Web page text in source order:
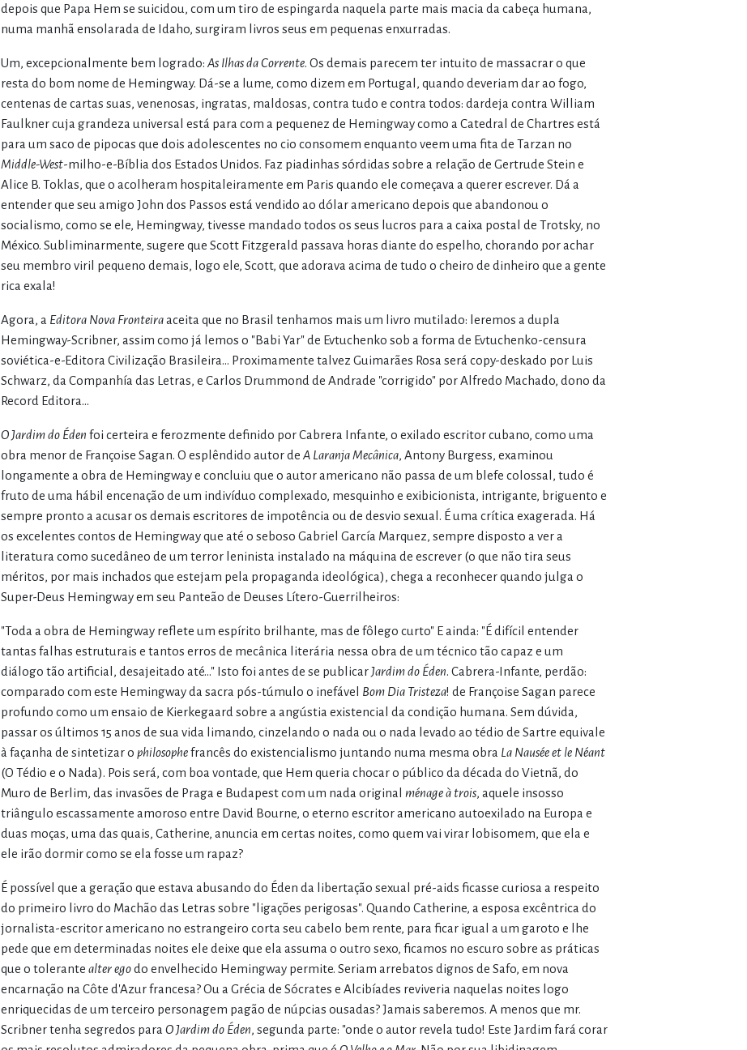
depois que Papa Hem se suicidou, com um tiro de espingarda naquela parte mais macia da cabeça humana,
numa manhã ensolarada de Idaho, surgiram livros seus em pequenas enxurradas.
Um, excepcionalmente bem logrado: As Ilhas da Corrente. Os demais parecem ter intuito de massacrar o que
resta do bom nome de Hemingway. Dá-se a lume, como dizem em Portugal, quando deveriam dar ao fogo,
centenas de cartas suas, venenosas, ingratas, maldosas, contra tudo e contra todos: dardeja contra William
Faulkner cuja grandeza universal está para com a pequenez de Hemingway como a Catedral de Chartres está
para um saco de pipocas que dois adolescentes no cio consomem enquanto veem uma fita de Tarzan no
Middle-West-milho-e-Bíblia dos Estados Unidos. Faz piadinhas sórdidas sobre a relação de Gertrude Stein e
Alice B. Toklas, que o acolheram hospitaleiramente em Paris quando ele começava a querer escrever. Dá a
entender que seu amigo John dos Passos está vendido ao dólar americano depois que abandonou o
socialismo, como se ele, Hemingway, tivesse mandado todos os seus lucros para a caixa postal de Trotsky, no
México. Subliminarmente, sugere que Scott Fitzgerald passava horas diante do espelho, chorando por achar
seu membro viril pequeno demais, logo ele, Scott, que adorava acima de tudo o cheiro de dinheiro que a gente
rica exala!
Agora, a Editora Nova Fronteiraaceita que no Brasil tenhamos mais um livro mutilado: leremos a dupla
Hemingway-Scribner, assim como já lemos o "Babi Yar" de Evtuchenko sob a forma de Evtuchenko-censura
soviética-e-Editora Civilização Brasileira... Proximamente talvez Guimarães Rosa será copy-deskado por Luis
Schwarz, da Companhía das Letras, e Carlos Drummond de Andrade "corrigido" por Alfredo Machado, dono da
Record Editora...
O Jardim do Éden foi certeira e ferozmente definido por Cabrera Infante, o exilado escritor cubano, como uma
obra menor de Françoise Sagan. O esplêndido autor de A Laranja Mecânica, Antony Burgess, examinou
longamente a obra de Hemingway e concluiu que o autor americano não passa de um blefe colossal, tudo é
fruto de uma hábil encenação de um indivíduo complexado, mesquinho e exibicionista, intrigante, briguento e
sempre pronto a acusar os demais escritores de impotência ou de desvio sexual. É uma crítica exagerada. Há
os excelentes contos de Hemingway que até o seboso Gabriel García Marquez, sempre disposto a ver a
literatura como sucedâneo de um terror leninista instalado na máquina de escrever (o que não tira seus
méritos, por mais inchados que estejam pela propaganda ideológica), chega a reconhecer quando julga o
Super-Deus Hemingway em seu Panteão de Deuses Lítero-Guerrilheiros:
"Toda a obra de Hemingway reflete um espírito brilhante, mas de fôlego curto" E ainda: "É difícil entender
tantas falhas estruturais e tantos erros de mecânica literária nessa obra de um técnico tão capaz e um
diálogo tão artificial, desajeitado até..." Isto foi antes de se publicarJardim do Éden. Cabrera-Infante, perdão:
comparado com este Hemingway da sacra pós-túmulo o inefável Bom Dia Tristeza! de Françoise Sagan parece
profundo como um ensaio de Kierkegaard sobre a angústia existencial da condição humana. Sem dúvida,
passar os últimos 15 anos de sua vida limando, cinzelando o nada ou o nada levado ao tédio de Sartre equivale
à façanha de sintetizar o philosophefrancês do existencialismo juntando numa mesma obra La Nausée et le Néant
(O Tédio e o Nada). Pois será, com boa vontade, que Hem queria chocar o público da década do Vietnã, do
Muro de Berlim, das invasões de Praga e Budapest com um nada original ménage à trois, aquele insosso
triângulo escassamente amoroso entre David Bourne, o eterno escritor americano autoexilado na Europa e
duas moças, uma das quais, Catherine, anuncia em certas noites, como quem vai virar lobisomem, que ela e
ele irão dormir como se ela fosse um rapaz?
É possível que a geração que estava abusando do Éden da libertação sexual pré-aids ficasse curiosa a respeito
do primeiro livro do Machão das Letras sobre "ligações perigosas". Quando Catherine, a esposa excêntrica do
jornalista-escritor americano no estrangeiro corta seu cabelo bem rente, para ficar igual a um garoto e lhe
pede que em determinadas noites ele deixe que ela assuma o outro sexo, ficamos no escuro sobre as práticas
que o tolerante alter egodo envelhecido Hemingway permite. Seriam arrebatos dignos de Safo, em nova
encarnação na Côte d'Azur francesa? Ou a Grécia de Sócrates e Alcibíades reviveria naquelas noites logo
enriquecidas de um terceiro personagem pagão de núpcias ousadas? Jamais saberemos. A menos que mr.
Scribner tenha segredos para O Jardim do Éden, segunda parte: "onde o autor revela tudo! Este Jardim fará corar